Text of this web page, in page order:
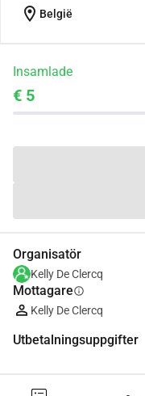
location_on België
Insamlade
€ 5
Organisatör
Kelly De Clercq
Mottagareinfo
Kelly De Clercq
Utbetalningsuppgifter